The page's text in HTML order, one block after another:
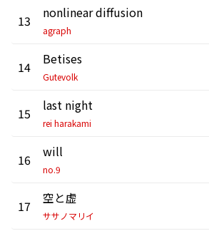
13 nonlinear diffusion
agraph
14 Betises
Gutevolk
15 last night
rei harakami
16 will
no.9
17 空と虚
ササノマリイ